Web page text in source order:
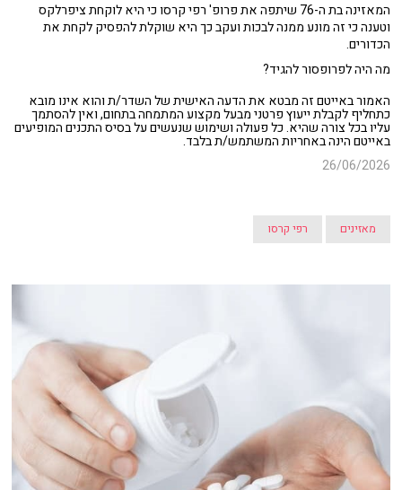
המאזינה בת ה-76 שיתפה את פרופ' רפי קרסו כי היא לוקחת ציפרלקס
וטענה כי זה מונע ממנה לבכות ועקב כך היא שוקלת להפסיק לקחת את
הכדורים.
מה היה לפרופסור להגיד?
האמור באייטם זה מבטא את הדעה האישית של השדר/ת והוא אינו מובא
כתחליף לקבלת ייעוץ פרטני מבעל מקצוע המתמחה בתחום, ואין להסתמך
עליו בכל צורה שהיא. כל פעולה ושימוש שנעשים על בסיס התכנים המופיעים
באייטם הינה באחריות המשתמש/ת בלבד.
26/06/2026
מאזינים רפי קרסו